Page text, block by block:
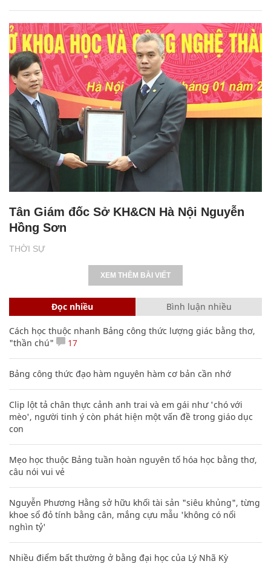
THỜI SỰ
Tân Giám đốc Sở KH&CN Hà Nội Nguyễn
Hồng Sơn
XEM THÊM BÀI VIẾT
Đọc nhiều Bình luận nhiều
Cách học thuộc nhanh Bảng công thức lượng giác bằng thơ,
"thần chú"
17
Bảng công thức đạo hàm nguyên hàm cơ bản cần nhớ
Clip lột tả chân thực cảnh anh trai và em gái như 'chó với
mèo', người tinh ý còn phát hiện một vấn đề trong giáo dục
con
Mẹo học thuộc Bảng tuần hoàn nguyên tố hóa học bằng thơ,
câu nói vui vẻ
Nguyễn Phương Hằng sở hữu khối tài sản "siêu khủng", từng
khoe sổ đỏ tính bằng cân, mắng cựu mẫu 'không có nổi
nghìn tỷ'
Nhiều điểm bất thường ở bằng đại học của Lý Nhã Kỳ